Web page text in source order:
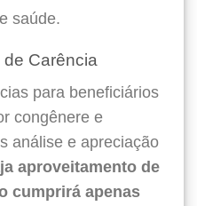
saúde.
Carência
para beneficiários
congênere e
análise e apreciação
aproveitamento de
cumprirá apenas